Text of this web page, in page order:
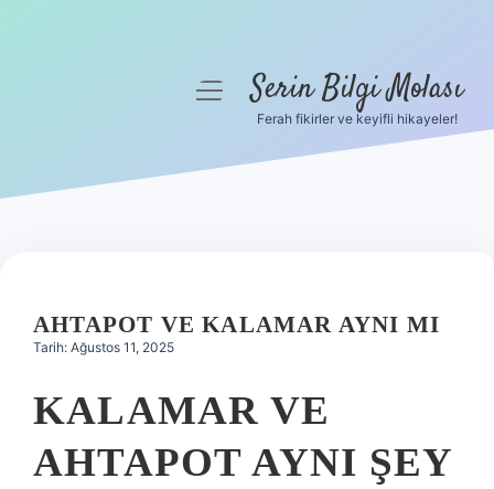
Hakkımızda
menüyüSerin Bilgi Molası
Ferah fikirler ve keyifli hikayeler!
AHTAPOT VE KALAMAR AYNI MI
Tarih: Ağustos 11, 2025
KALAMAR VE
AHTAPOT AYNI ŞEY